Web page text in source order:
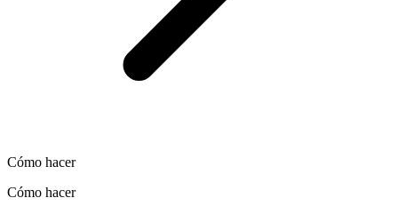
Cómo hacer
Cómo hacer